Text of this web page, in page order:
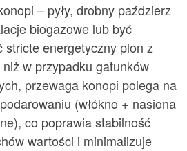
– pyły, drobny paździerz
biogazowe lub być
stricte energetyczny plon z
w przypadku gatunków
przewaga konopi polega na
(włókno + nasiona
co poprawia stabilność
wartości i minimalizuje